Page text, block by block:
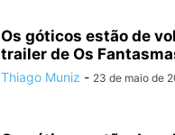
Os góticos estão de
trailer de Os
Thiago Muniz - 23 de maio de